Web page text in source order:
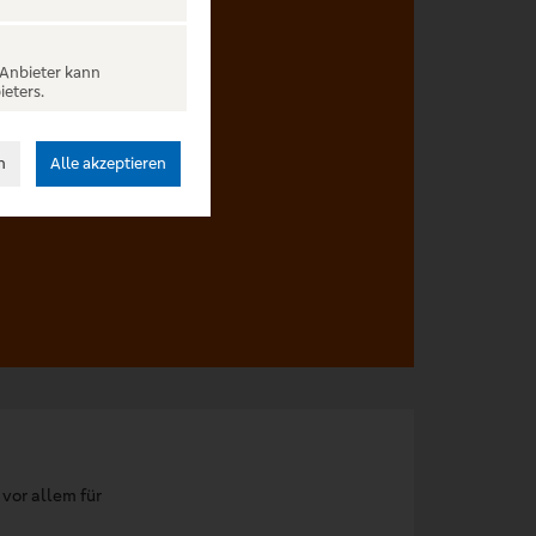
vor allem für
kann
Alle akzeptieren